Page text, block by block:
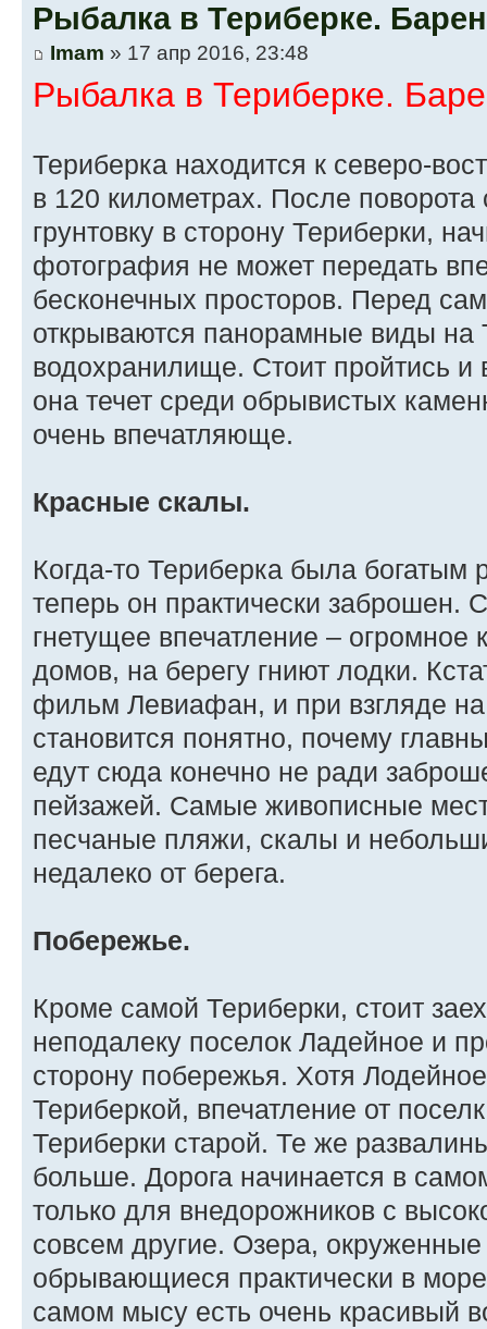
Рыбалка в Териберке.
Imam » 17 апр 2016, 23:48
Рыбалка в Териберке.
Териберка находится к северо-
в 120 километрах. После
грунтовку в сторону Териберки,
фотография не может передать
бесконечных просторов. Перед
открываются панорамные виды на
водохранилище. Стоит пройтись и
она течет среди обрывистых
очень впечатляюще.
Красные скалы.
Когда-то Териберка была
теперь он практически заброшен.
гнетущее впечатление – огромное
домов, на берегу гниют лодки.
фильм Левиафан, и при взгляде
становится понятно, почему
едут сюда конечно не ради
пейзажей. Самые живописные
песчаные пляжи, скалы и
недалеко от берега.
Побережье.
Кроме самой Териберки, стоит
неподалеку поселок Ладейное и
сторону побережья. Хотя
Териберкой, впечатление от
Териберки старой. Те же
больше. Дорога начинается в
только для внедорожников с
совсем другие. Озера,
обрывающиеся практически в
самом мысу есть очень красивый